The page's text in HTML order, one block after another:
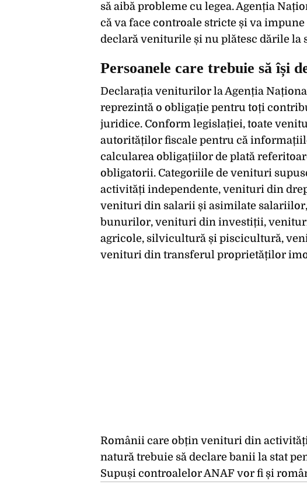
să aibă probleme cu legea. Agenția
că va face controale stricte și va
declară veniturile și nu plătesc dările la
Persoanele care trebuie să își
Declarația veniturilor la Agenția
reprezintă o obligație pentru toți
juridice. Conform legislației, toate
autorităților fiscale pentru că
calcularea obligațiilor de plată
obligatorii. Categoriile de venituri
activități independente, venituri din
venituri din salarii și asimilate
bunurilor, venituri din investiții,
agricole, silvicultură și piscicultură,
venituri din transferul proprietăților
Românii care obțin venituri din
natură trebuie să declare banii la stat
Supuși controalelor ANAF vor fi și